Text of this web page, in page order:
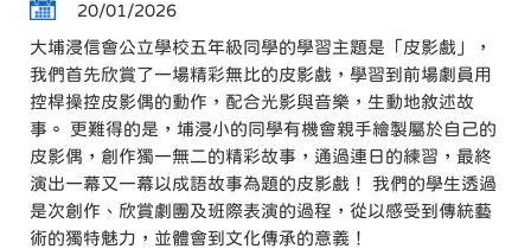
20/01/2026
大埔浸信會公立學校五年級同學的學習主題是「皮影戲」，
我們首先欣賞了一場精彩無比的皮影戲，學習到前場劇員用
控桿操控皮影偶的動作，配合光影與音樂，生動地敘述故
事。 更難得的是，埔浸小的同學有機會親手繪製屬於自己的
皮影偶，創作獨一無二的精彩故事，通過連日的練習，最終
演出一幕又一幕以成語故事為題的皮影戲！ 我們的學生透過
是次創作、欣賞劇團及班際表演的過程，從以感受到傳統藝
術的獨特魅力，並體會到文化傳承的意義！